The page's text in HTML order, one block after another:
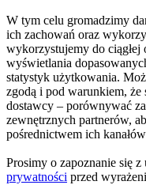
W tym celu gromadzimy
ich zachowań oraz
wykorzystujemy do ciągłej
wyświetlania
statystyk użytkowania.
zgodą i pod warunkiem, że
dostawcy – porównywać
zewnętrznych partnerów,
pośrednictwem ich
Prosimy o zapoznanie się
prywatności przed